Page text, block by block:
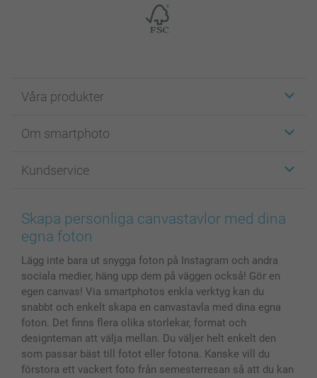
Våra produkter
Fotokort
Fotoböcker
Bilder, Fotoförstoring & Fotohäften
Skal till Mobil & Surfplatta
Fotoalmanackor & Fotoagenda
Fotoramar & Tillbehör
Presentkort
Alla fotoprodukter
Om smartphoto
För affiliates
Cookie Policy
Sitemap
Investor Relations
Kundservice
smartgaranti
smartbonus
Status på beställningar
Skapa personliga canvastavlor med dina
egna foton
Lägg inte bara ut snygga foton på Instagram och andra
sociala medier, häng upp dem på väggen också! Gör en
egen canvas! Via smartphotos enkla verktyg kan du
snabbt och enkelt skapa en canvastavla med dina egna
foton. Det finns flera olika storlekar, format och
designteman att välja mellan. Du väljer helt enkelt den
som passar bäst till fotot eller fotona. Kanske vill du
förstora ett vackert foto från semesterresan så att du kan